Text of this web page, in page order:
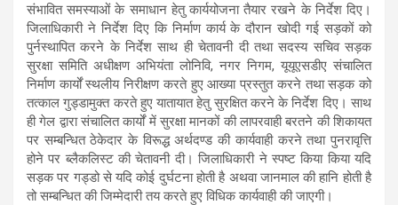
संभावित समस्याओं के समाधान हेतु कार्ययोजना तैयार रखने के निर्देश दिए।
जिलाधिकारी ने निर्देश दिए कि निर्माण कार्य के दौरान खोदी गई सड़कों को
पुर्नस्थापित करने के निर्देश साथ ही चेतावनी दी तथा सदस्य सचिव सड़क
सुरक्षा समिति अधीक्षण अभियंता लोनिवि, नगर निगम, यूयूएसडीए संचालित
निर्माण कार्यों स्थलीय निरीक्षण करते हुए आख्या प्रस्तुत करने तथा सड़क को
तत्काल गुड्डामुक्त करते हुए यातायात हेतु सुरक्षित करने के निर्देश दिए। साथ
ही गेल द्वारा संचालित कार्यों में सुरक्षा मानकों की लापरवाही बरतने की शिकायत
पर सम्बन्धित ठेकेदार के विरूद्ध अर्थदण्ड की कार्यवाही करने तथा पुनरावृत्ति
होने पर ब्लैकलिस्ट की चेतावनी दी। जिलाधिकारी ने स्पष्ट किया किया यदि
सड़क पर गड्डो से यदि कोई दुर्घटना होती है अथवा जानमाल की हानि होती है
तो सम्बन्धित की जिम्मेदारी तय करते हुए विधिक कार्यवाही की जाएगी।